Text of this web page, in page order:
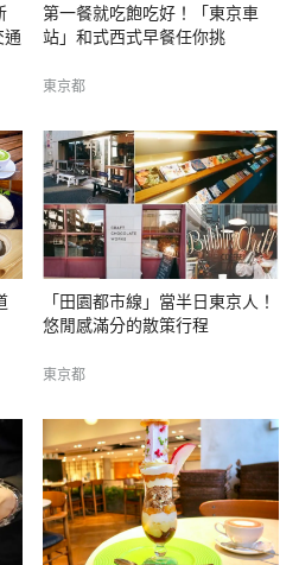
第一餐就吃飽吃好！「東京車
站」和式西式早餐任你挑
東京都
「田園都市線」當半日東京人！
悠閒感滿分的散策行程
東京都